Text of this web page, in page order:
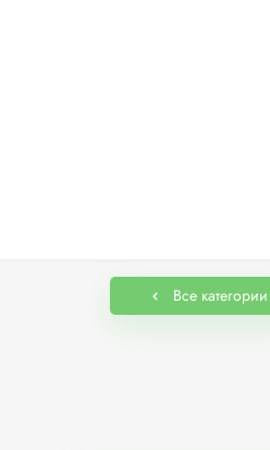
Все категории